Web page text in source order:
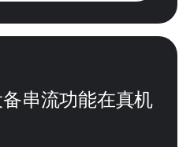
串流功能在真机